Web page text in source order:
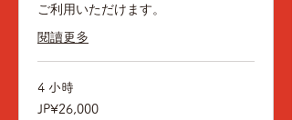
ご利用いただけます。
閱讀更多
4 小時
26,000
日
JP¥26,000